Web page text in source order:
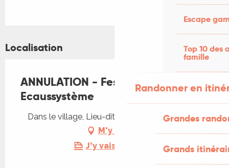
Escape
Top 10 des
famille
Randonner en
Grandes
Grands
Localisation
ANNULATION - Festival
Ecaussystème
Dans le village, Lieu-dit Touron, 46600 Gignac
M'y rendre
J'y vais en train !